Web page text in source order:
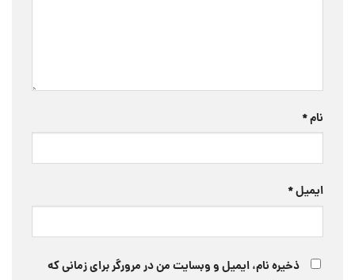
نام*
ایمیل*
ذخیره نام، ایمیل و وبسایت من در مرورگر برای زمانی که